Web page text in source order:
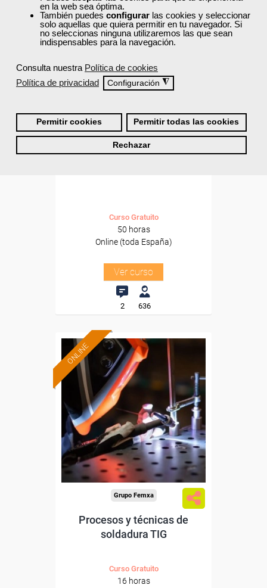
en la web sea óptima.
También puedes configurar las cookies y seleccionar
solo aquellas que quiera permitir en tu navegador. Si
no seleccionas ninguna utilizaremos las que sean
indispensables para la navegación.
Consulta nuestra Política de cookies
Política de privacidad
Configuración ◮
Permitir cookies Permitir todas las cookies
Rechazar
Formación 100%
subvencionada.
trabajadores y autónomos.
Sector
Grupo Femxa
Curso Gratuito
50 horas
Online (toda España)
Ver curso
2 636
ONLINE
Formación 100%
subvencionada.
Para desempleados,
trabajadores y autónomos.
Sector
-Metal.
Grupo Femxa
Procesos y técnicas de
soldadura TIG
Curso Gratuito
16 horas